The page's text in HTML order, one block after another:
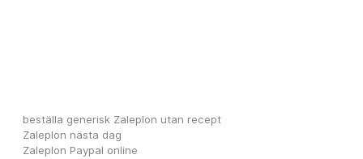
beställa generisk Zaleplon utan recept
Zaleplon nästa dag
Zaleplon Paypal online